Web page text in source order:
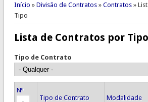
Início » Divisão de Contratos» Contratos»
Tipo
Lista de Contratos por Tipo
Tipo de Contrato
Nº
Tipo de Contrato
Modalidade